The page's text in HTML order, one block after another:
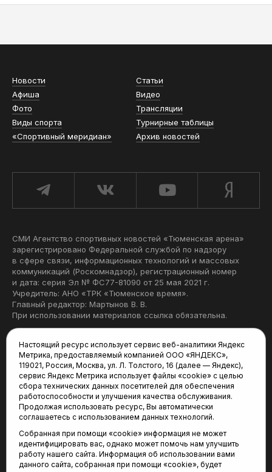
Новости
Статьи
Афиша
Видео
Фото
Трансляции
Виды спорта
Турнирные таблицы
«Спортивный меридиан»
Архив новостей
СМИ Агентство спортивных новостей «Тюменская арена»
зарегистрировано Федеральной службой по надзору
в сфере связи, информационных технологий и массовых
коммуникаций (Роскомнадзор), регистрационный номер
и дата: серия Эл № ФС77-81090 от 25 мая 2021 г.
Учредитель: АНО «ТРК «Тюменское время».
Главный редактор: Мартынов В. В.
При использовании материалов ссылка обязательна.
Редакция:
625035, Тюмень, пр. Геологоразведчиков, 28А
(3452) 68-22-28
tum-arena@mail.ru
Отдел продаж:
(3452) 68-89-78
kotovaev@sibinformburo.ru
Настоящий ресурс использует сервис веб-аналитики Яндекс
Метрика, предоставляемый компанией ООО «ЯНДЕКС»,
119021, Россия, Москва, ул. Л. Толстого, 16 (далее — Яндекс),
сервис Яндекс Метрика использует файлы «cookie» с целью
сбора технических данных посетителей для обеспечения
работоспособности и улучшения качества обслуживания.
Продолжая использовать ресурс, Вы автоматически
соглашаетесь с использованием данных технологий.
Собранная при помощи «cookie» информация не может
идентифицировать вас, однако может помочь нам улучшить
работу нашего сайта. Информация об использовании вами
данного сайта, собранная при помощи «cookie», будет